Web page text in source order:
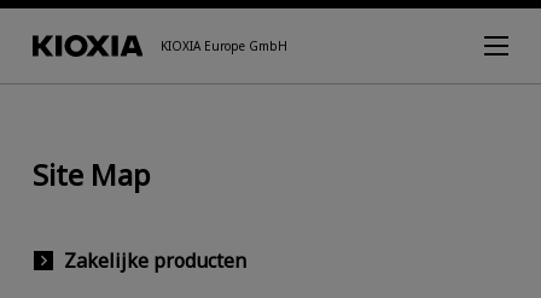
KIOXIA Europe GmbH
Site Map
Zakelijke producten